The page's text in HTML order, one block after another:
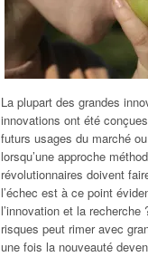
La plupart des grandes
innovations ont été
futurs usages du marché
lorsqu’une approche
révolutionnaires doivent
l’échec est à ce point
l’innovation et la
risques peut rimer avec
une fois la nouveauté